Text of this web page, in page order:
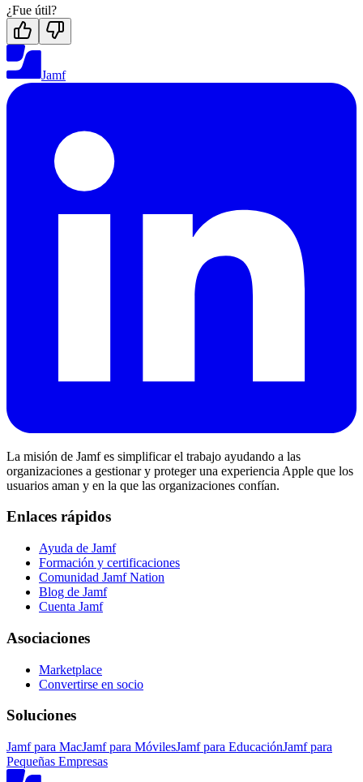
¿Fue útil?
Jamf
La misión de Jamf es simplificar el trabajo ayudando a las
organizaciones a gestionar y proteger una experiencia Apple que los
usuarios aman y en la que las organizaciones confían.
Enlaces rápidos
Ayuda de Jamf
Formación y certificaciones
Comunidad Jamf Nation
Blog de Jamf
Cuenta Jamf
Asociaciones
Marketplace
Convertirse en socio
Soluciones
Jamf para MacJamf para MóvilesJamf para EducaciónJamf para
Pequeñas Empresas